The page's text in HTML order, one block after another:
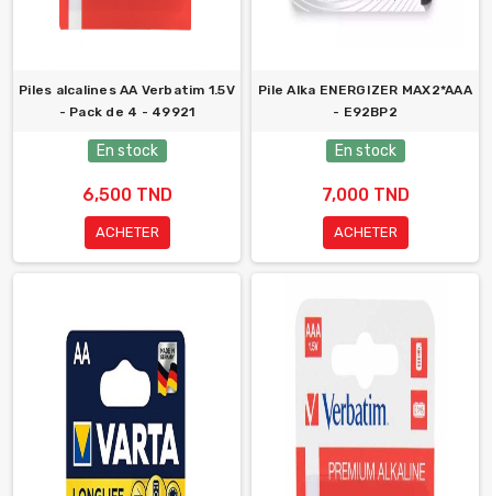
Piles alcalines AA Verbatim 1.5V
- Pack de 4 - 49921
En stock
6,500 TND
ACHETER
Pile Alka ENERGIZER MAX2*AAA
- E92BP2
En stock
7,000 TND
ACHETER